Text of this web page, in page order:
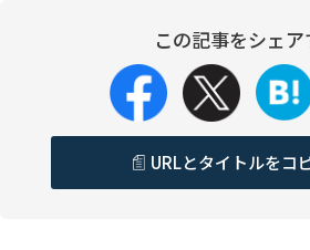
この記事をシェア
URLとタイトルをコ